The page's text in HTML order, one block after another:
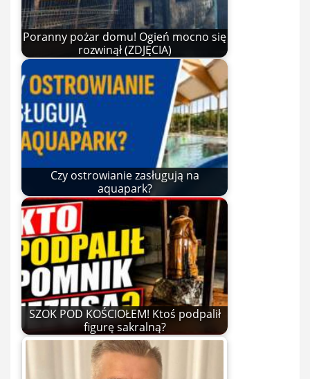
Poranny pożar domu! Ogień mocno się
rozwinął (ZDJĘCIA)
Czy ostrowianie zasługują na
aquapark?
SZOK POD KOŚCIOŁEM! Ktoś podpalił
figurę sakralną?